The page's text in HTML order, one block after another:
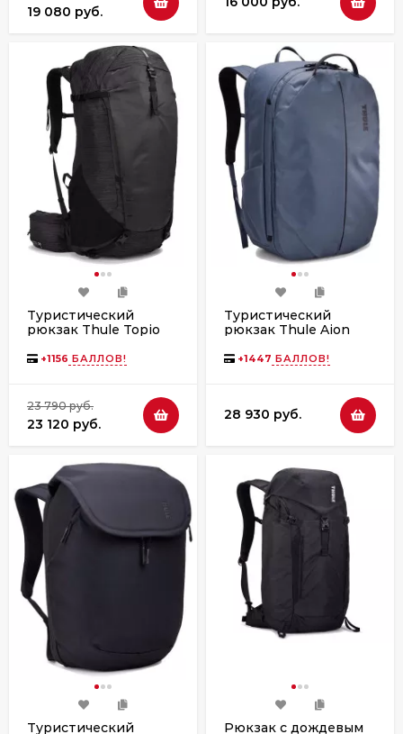
19 080 руб.
Туристический
рюкзак Thule Topio
+1156 БАЛЛОВ!
23 790 руб.
23 120 руб.
Туристический
рюкзак Thule Aion
3205017 Dark Slate
+1447 БАЛЛОВ!
28 930 руб.
Туристический
Рюкзак с дождевым